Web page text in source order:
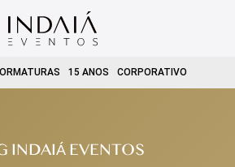
15 ANOS CORPORATIVO
INDAIÁ EVENTOS